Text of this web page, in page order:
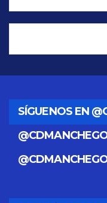
SÍGUENOS EN